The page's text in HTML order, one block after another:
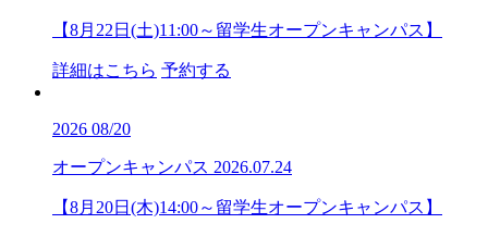
【8月22日(土)11:00～留学生オープンキャンパス】
詳細はこちら 予約する
2026 08/20
オープンキャンパス 2026.07.24
【8月20日(木)14:00～留学生オープンキャンパス】